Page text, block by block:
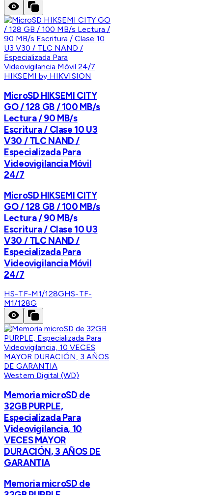
HIKSEMI by HIKVISION
MicroSD HIKSEMI CITY
GO / 128 GB / 100 MB/s
Lectura / 90 MB/s
Escritura / Clase 10 U3
V30 / TLC NAND /
Especializada Para
Videovigilancia Móvil
24/7
MicroSD HIKSEMI CITY
GO / 128 GB / 100 MB/s
Lectura / 90 MB/s
Escritura / Clase 10 U3
V30 / TLC NAND /
Especializada Para
Videovigilancia Móvil
24/7
HS-TF-M1/128GHS-TF-
M1/128G
Western Digital (WD)
Memoria microSD de
32GB PURPLE,
Especializada Para
Videovigilancia, 10
VECES MAYOR
DURACIÓN, 3 AÑOS DE
GARANTIA
Memoria microSD de